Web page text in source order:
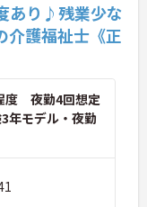
あり♪残業少な
護福祉士《正
度 夜勤4回想定
モデル・夜勤